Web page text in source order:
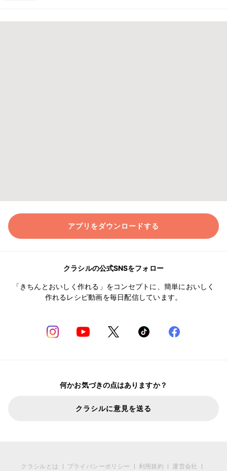
アプリをダウンロードする
クラシルの公式SNSをフォロー
「きちんとおいしく作れる」をコンセプトに、簡単においしく
作れるレシピ動画を毎日配信しています。
何かお気づきの点はありますか？
クラシルに意見を送る
クラシルとは プライバシーポリシー 利用規約 運営会社